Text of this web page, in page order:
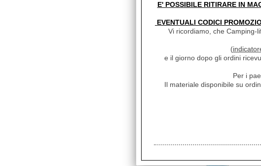
Cod.
Unità
Sc.Club
offre un
E' POSSIBILE RITIRARE IN
EVENTUALI CODICI
Vi ricordiamo, che Camping-
(
e il giorno dopo gli ordini
Per i
Il materiale disponibile su